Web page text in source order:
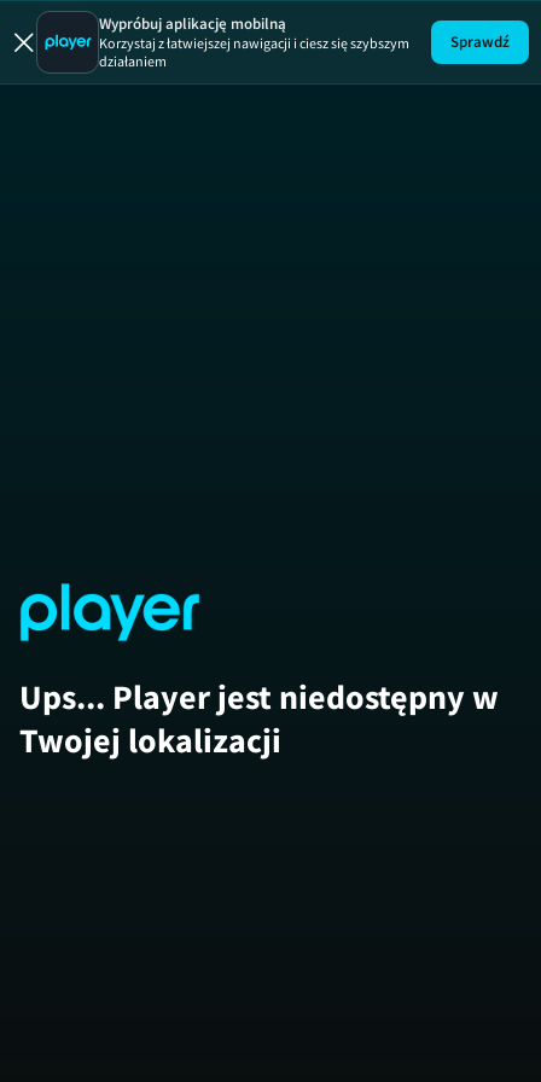
Wypróbuj aplikację mobilną
Korzystaj z łatwiejszej nawigacji i ciesz się szybszym
działaniem
Sprawdź
Ups... Player jest niedostępny w
Twojej lokalizacji